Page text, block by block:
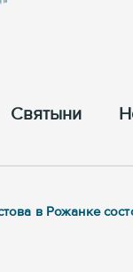
Cвятыни
в Рожанке